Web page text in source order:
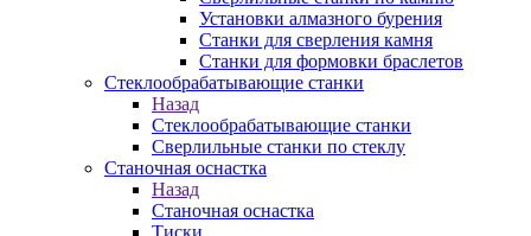
Установки алмазного бурения
Станки для сверления камня
Станки для формовки браслетов
Стеклообрабатывающие станки
Назад
Стеклообрабатывающие станки
Сверлильные станки по стеклу
Станочная оснастка
Назад
Станочная оснастка
Тиски